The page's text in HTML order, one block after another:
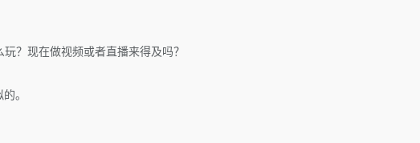
？现在做视频或者直播来得及吗？
。